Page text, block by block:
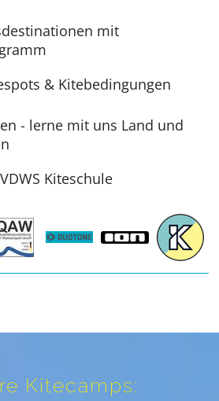
mit
& Kitebedingungen
- lerne mit uns Land und
Kiteschule
Kitecamps: